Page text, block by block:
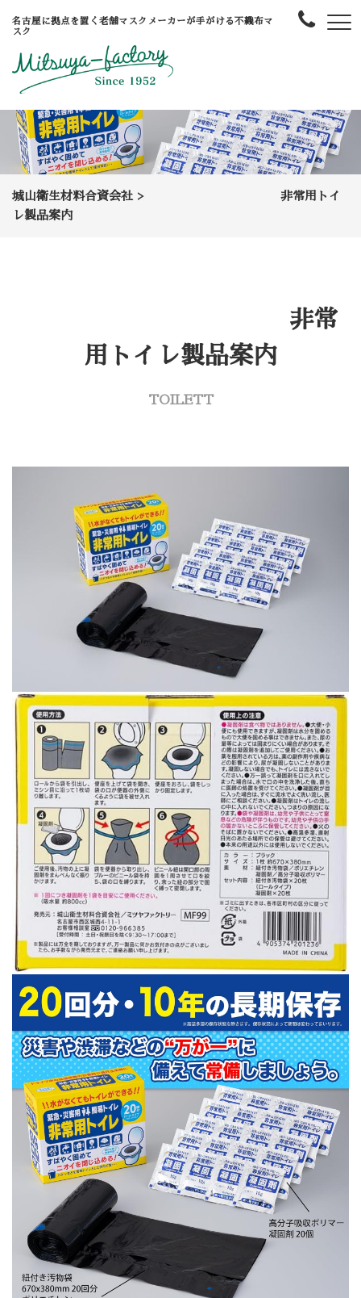
名古屋に拠点を置く老舗マスクメーカーが手がける不織布マ
スク
城山衛生材料合資会社 >
非常用トイ
レ製品案内
非常
用トイレ製品案内
TOILETT